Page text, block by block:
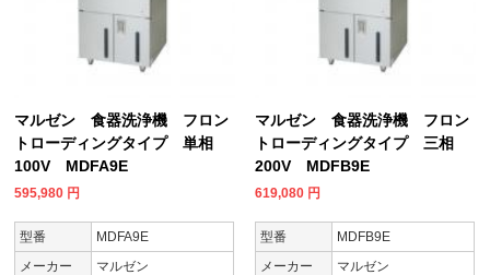
マルゼン 食器洗浄機 フロン
トローディングタイプ 単相
100V MDFA9E
595,980 円
型番
MDFA9E
メーカー
マルゼン
マルゼン 食器洗浄機 フロン
トローディングタイプ 三相
200V MDFB9E
619,080 円
型番
MDFB9E
メーカー
マルゼン